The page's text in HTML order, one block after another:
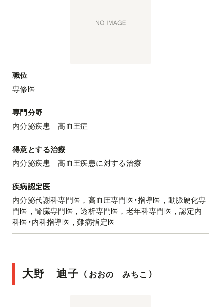
職位
専修医
専門分野
内分泌疾患 高血圧症
得意とする治療
内分泌疾患 高血圧疾患に対する治療
疾病認定医
内分泌代謝科専門医，高血圧専門医・指導医，動脈硬化専
門医，腎臓専門医，透析専門医，老年科専門医，認定内
科医・内科指導医，難病指定医
大野 迪子 （ おおの みちこ ）